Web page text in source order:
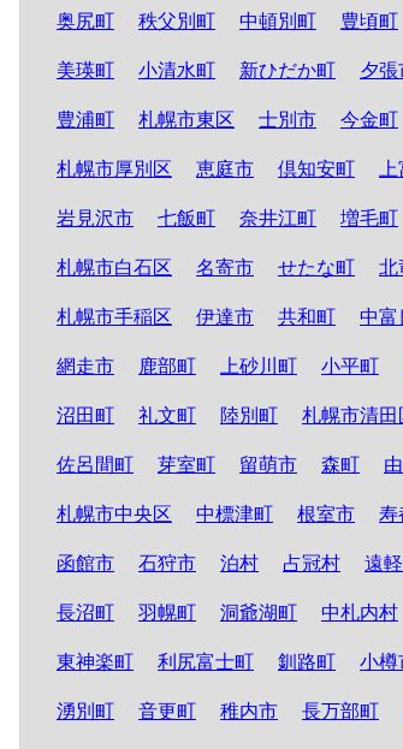
奥尻町 秩父別町 中頓別町 豊頃町
美瑛町 小清水町 新ひだか町 夕張
豊浦町 札幌市東区 士別市 今金町
札幌市厚別区 恵庭市 倶知安町
岩見沢市 七飯町 奈井江町 増毛町
札幌市白石区 名寄市 せたな町 北
札幌市手稲区 伊達市 共和町 中富
網走市 鹿部町 上砂川町 小平町
沼田町 礼文町 陸別町 札幌市清田
佐呂間町 芽室町 留萌市 森町
札幌市中央区 中標津町 根室市 寿
函館市 石狩市 泊村 占冠村 遠
長沼町 羽幌町 洞爺湖町 中札内村
東神楽町 利尻富士町 釧路町 小樽
湧別町 音更町 稚内市 長万部町